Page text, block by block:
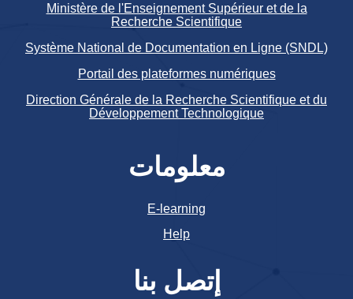
Ministère de l'Enseignement Supérieur et de la
Recherche Scientifique
Système National de Documentation en Ligne (SNDL)
Portail des plateformes numériques
Direction Générale de la Recherche Scientifique et du
Développement Technologique
معلومات
E-learning
Help
إتصل بنا